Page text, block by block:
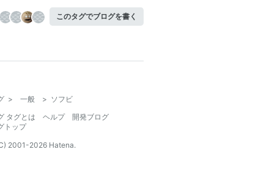
このタグでブログを書く
> 一般 > ソフビ
タグとは
ヘルプ
開発ブログ
トップ
2001-2026 Hatena.